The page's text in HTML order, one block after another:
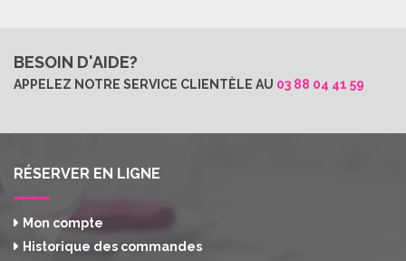
BESOIN D'AIDE?
APPELEZ NOTRE SERVICE CLIENTÈLE AU 03 88 04 41 59
RÉSERVER EN LIGNE
Mon compte
Historique des commandes